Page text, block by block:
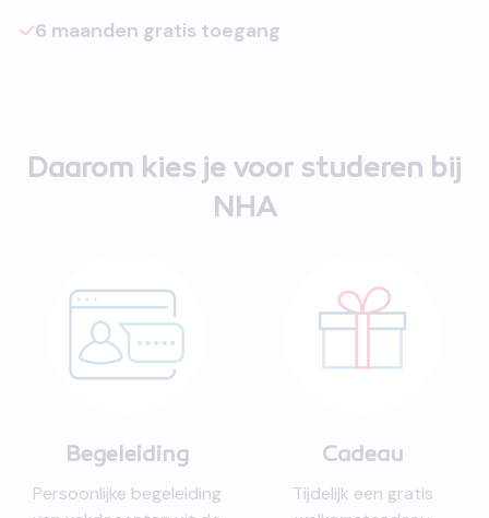
6 maanden gratis toegang
Daarom kies je voor studeren bij
NHA
Begeleiding
Persoonlijke begeleiding
Cadeau
Tijdelijk een gratis